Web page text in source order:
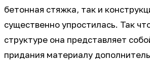
бетонная стяжка, так и
существенно упростилась. Так
структуре она представляет
придания материалу